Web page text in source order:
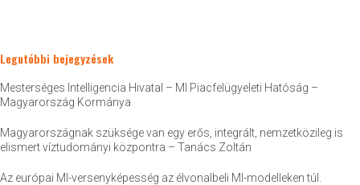
Legutóbbi bejegyzések
Mesterséges Intelligencia Hivatal – MI Piacfelügyeleti Hatóság –
Magyarország Kormánya
Magyarországnak szüksége van egy erős, integrált, nemzetközileg is
elismert víztudományi központra – Tanács Zoltán
Az európai MI-versenyképesség az élvonalbeli MI-modelleken túl.